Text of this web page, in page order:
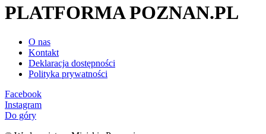
PLATFORMA POZNAN.PL
O nas
Kontakt
Deklaracja dostępności
Polityka prywatności
Facebook
Instagram
Do góry